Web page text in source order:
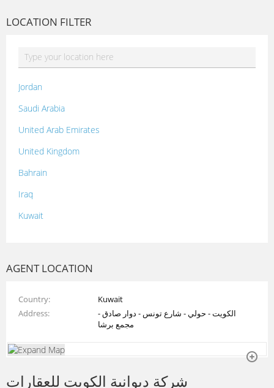
LOCATION FILTER
Jordan
Saudi Arabia
United Arab Emirates
United Kingdom
Bahrain
Iraq
Kuwait
Palestine
Syria
AGENT LOCATION
Country
Kuwait
Address
الكويت - حولي - شارع تونس - دوار صادق -
مجمع برشا
شركة ديوانية الكويت للعقارات